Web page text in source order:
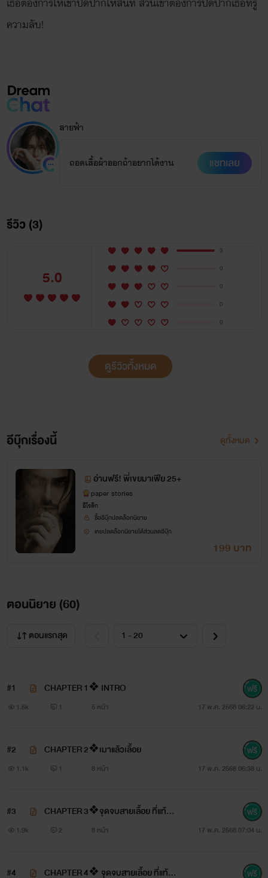
ความลับ!
สายฟ้า
ถอดเสื้อผ้าออกถ้าอยากได้งาน แชทเลย
รีวิว (3)
5.0
3
0
0
0
0
ดูรีวิวทั้งหมด
อีบุ๊กเรื่องนี้ ดูทั้งหมด
อ่านฟรี! พี่เขยมาเฟีย 25+
paper stories
อีโรติก
ซื้ออีบุ๊กปลดล็อกนิยาย
เคยปลดล็อกนิยายได้ส่วนลดอีบุ๊ก
199 บาท
ตอนนิยาย (60)
ตอนแรกสุด
#1 CHAPTER 1❖ INTRO
1.5k 1 5 หน้า 17 พ.ค. 2568 06:22 น.
#2 CHAPTER 2❖เมาแล้วเลื้อย
1.1k 1 8 หน้า 17 พ.ค. 2568 06:38 น.
#3
CHAPTER 3❖จุดจบสายเลื้อย ที่แท้ทรู
NC
1.9k 2 8 หน้า 17 พ.ค. 2568 07:04 น.
#4 CHAPTER 4❖ จุดจบสายเลื้อย ที่แท้ท